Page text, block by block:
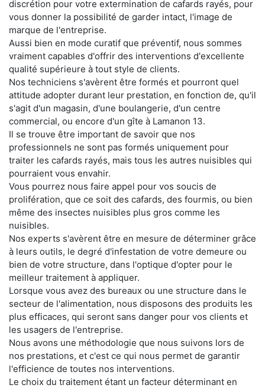
discrétion pour votre extermination de cafards rayés, pour
vous donner la possibilité de garder intact, l'image de
marque de l'entreprise.
Aussi bien en mode curatif que préventif, nous sommes
vraiment capables d'offrir des interventions d'excellente
qualité supérieure à tout style de clients.
Nos techniciens s'avèrent être formés et pourront quel
attitude adopter durant leur prestation, en fonction de, qu'il
s'agit d'un magasin, d'une boulangerie, d'un centre
commercial, ou encore d'un gîte à Lamanon 13.
Il se trouve être important de savoir que nos
professionnels ne sont pas formés uniquement pour
traiter les cafards rayés, mais tous les autres nuisibles qui
pourraient vous envahir.
Vous pourrez nous faire appel pour vos soucis de
prolifération, que ce soit des cafards, des fourmis, ou bien
même des insectes nuisibles plus gros comme les
nuisibles.
Nos experts s'avèrent être en mesure de déterminer grâce
à leurs outils, le degré d'infestation de votre demeure ou
bien de votre structure, dans l'optique d'opter pour le
meilleur traitement à appliquer.
Lorsque vous avez des bureaux ou une structure dans le
secteur de l'alimentation, nous disposons des produits les
plus efficaces, qui seront sans danger pour vos clients et
les usagers de l'entreprise.
Nous avons une méthodologie que nous suivons lors de
nos prestations, et c'est ce qui nous permet de garantir
l'efficience de toutes nos interventions.
Le choix du traitement étant un facteur déterminant en